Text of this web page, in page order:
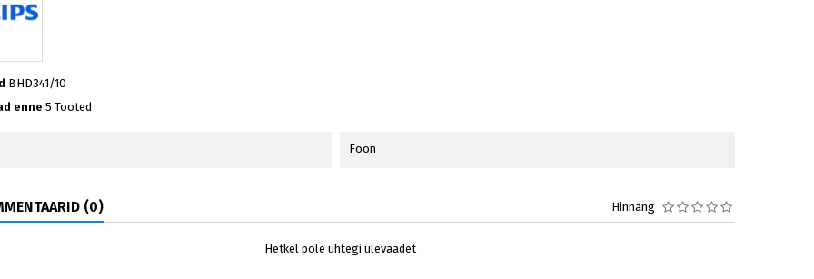
BHD341/10
enne 5 Tooted
Föön
(0) Hinnang
Hetkel pole ühtegi ülevaadet